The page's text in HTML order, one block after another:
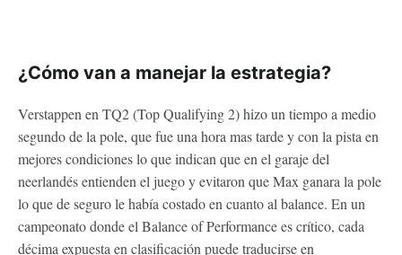
¿Cómo van a manejar la estrategia?
Verstappen en TQ2 (Top Qualifying 2) hizo un tiempo a medio
segundo de la pole, que fue una hora mas tarde y con la pista en
mejores condiciones lo que indican que en el garaje del
neerlandés entienden el juego y evitaron que Max ganara la pole
lo que de seguro le había costado en cuanto al balance. En un
campeonato donde el Balance of Performance es crítico, cada
décima expuesta en clasificación puede traducirse en